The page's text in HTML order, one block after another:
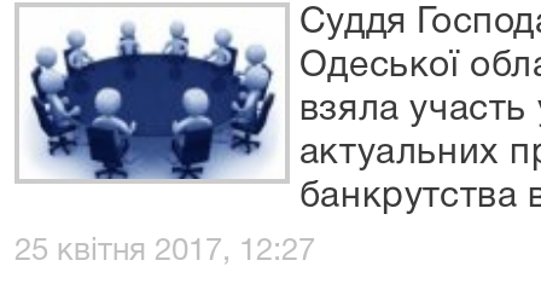
Суддя
Одеської
взяла
актуальних
банкрутства
25 квітня 2017, 12:27